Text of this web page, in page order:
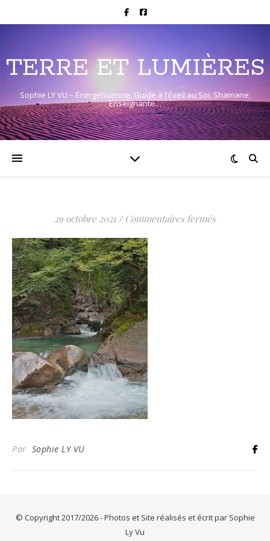
TERRE ET LUMIÈRES
Sophie LY VU – Énergéticienne, Guide à l'Éveil au Soi, Shamane,
Enseignante…
29 octobre 2021 / Commentaires ferméssur
Par Sophie LY VU
© Copyright 2017/2026 - Photos et Site réalisés et écrit par Sophie
Ly Vu